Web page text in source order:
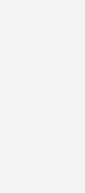
Y
Effy Beth no
crítica en el
no solo
motive a las
en
por una
que entrelaza